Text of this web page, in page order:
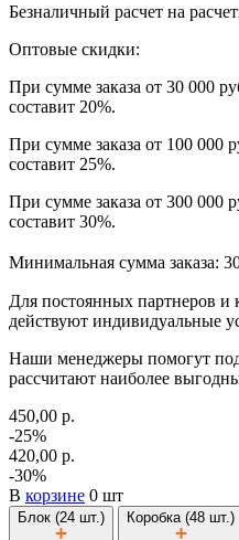
Безналичный расчет на
Оптовые скидки:
При сумме заказа от 30 000
составит 20%.
При сумме заказа от 100 000
составит 25%.
При сумме заказа от 300 000
составит 30%.
Минимальная сумма заказа:
Для постоянных партнеров
действуют индивидуальные
Наши менеджеры помогут
рассчитают наиболее
450,00 р.
-25%
420,00 р.
-30%
В корзине 0 шт
Блок (24 шт.) Коробка (48 шт.)